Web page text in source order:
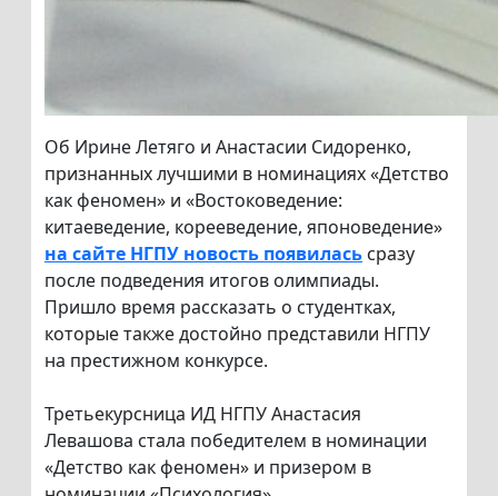
Об Ирине Летяго и Анастасии Сидоренко,
признанных лучшими в номинациях «Детство
как феномен» и «Востоковедение:
китаеведение, корееведение, японоведение»
на сайте НГПУ новость появилась сразу
после подведения итогов олимпиады.
Пришло время рассказать о студентках,
которые также достойно представили НГПУ
на престижном конкурсе.
Третьекурсница ИД НГПУ Анастасия
Левашова стала победителем в номинации
«Детство как феномен» и призером в